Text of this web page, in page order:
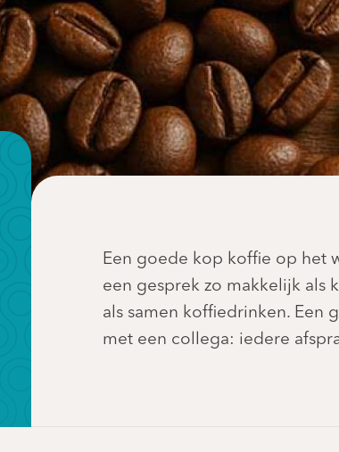
Een goede kop koffie op het
een gesprek zo makkelijk als
als samen koffiedrinken. Een
met een collega: iedere